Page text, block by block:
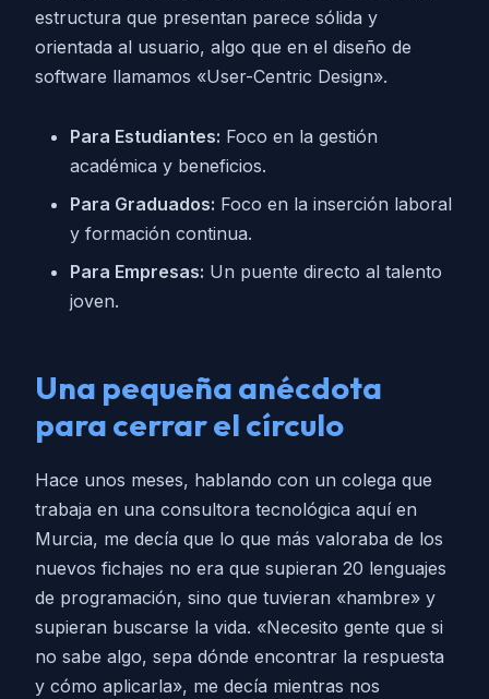
estructura que presentan parece sólida y
orientada al usuario, algo que en el diseño de
software llamamos «User-Centric Design».
Para Estudiantes: Foco en la gestión
académica y beneficios.
Para Graduados: Foco en la inserción laboral
y formación continua.
Para Empresas: Un puente directo al talento
joven.
Una pequeña anécdota
para cerrar el círculo
Hace unos meses, hablando con un colega que
trabaja en una consultora tecnológica aquí en
Murcia, me decía que lo que más valoraba de los
nuevos fichajes no era que supieran 20 lenguajes
de programación, sino que tuvieran «hambre» y
supieran buscarse la vida. «Necesito gente que si
no sabe algo, sepa dónde encontrar la respuesta
y cómo aplicarla», me decía mientras nos